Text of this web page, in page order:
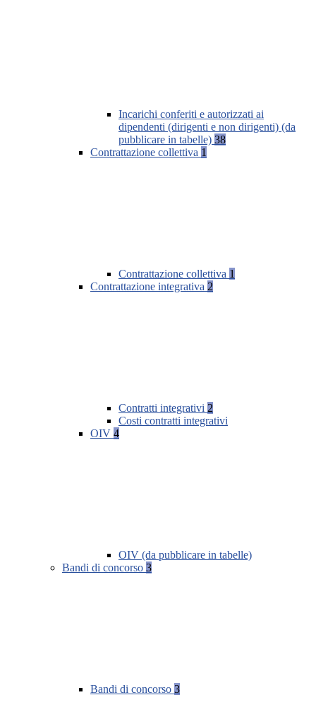
Incarichi conferiti e autorizzati ai
dipendenti (dirigenti e non dirigenti) (da
pubblicare in tabelle) 38
Contrattazione collettiva 1
Contrattazione collettiva 1
Contrattazione integrativa 2
Contratti integrativi 2
Costi contratti integrativi
OIV 4
OIV (da pubblicare in tabelle)
Bandi di concorso 3
Bandi di concorso 3